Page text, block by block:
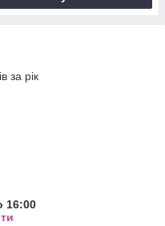
за рік
16:00